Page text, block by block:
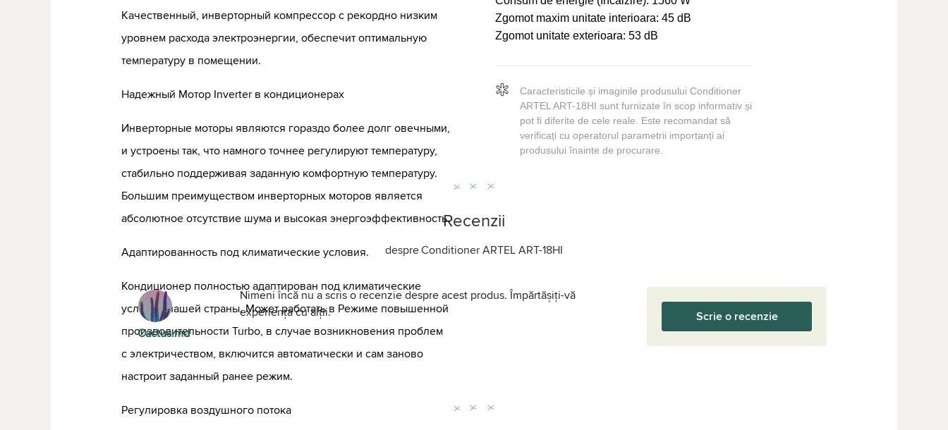
Качественный, инверторный компрессор с рекордно низким
уровнем расхода электроэнергии, обеспечит оптимальную
температуру в помещении.
Надежный Мотор Inverter в кондиционерах
Инверторные моторы являются гораздо более долг овечными,
и устроены так, что намного точнее регулируют температуру,
стабильно поддерживая заданную комфортную температуру.
Большим преимуществом инверторных моторов является
абсолютное отсутствие шума и высокая энергоэффективность.
Адаптированность под климатические условия.
Кондиционер полностью адаптирован под климатические
условия нашей страны. Может работать в Режиме повышенной
производительности Turbo, в случае возникновения проблем
с электричеством, включится автоматически и сам заново
настроит заданный ранее режим.
Регулировка воздушного потока
Zgomot maxim unitate interioara: 45 dB
Zgomot unitate exterioara: 53 dB
Caracteristicile și imaginile produsului Conditioner
ARTEL ART-18HI sunt furnizate în scop informativ și
pot fi diferite de cele reale. Este recomandat să
verificați cu operatorul parametrii importanți ai
produsului înainte de procurare.
Recenzii
despreConditioner ARTEL ART-18HI
Cactus.md
Nimeni încă nu a scris o recenzie despre acest produs. Împărtășiți-vă
experiența cu alții.
Scrie o recenzie